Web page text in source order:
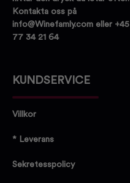
Kontakta oss på
info@Winefamly.com eller +45
77 34 21 64
KUNDSERVICE
Villkor
* Leverans
Sekretesspolicy